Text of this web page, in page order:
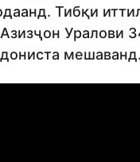
Тибқи
Уралови
мешаванд.